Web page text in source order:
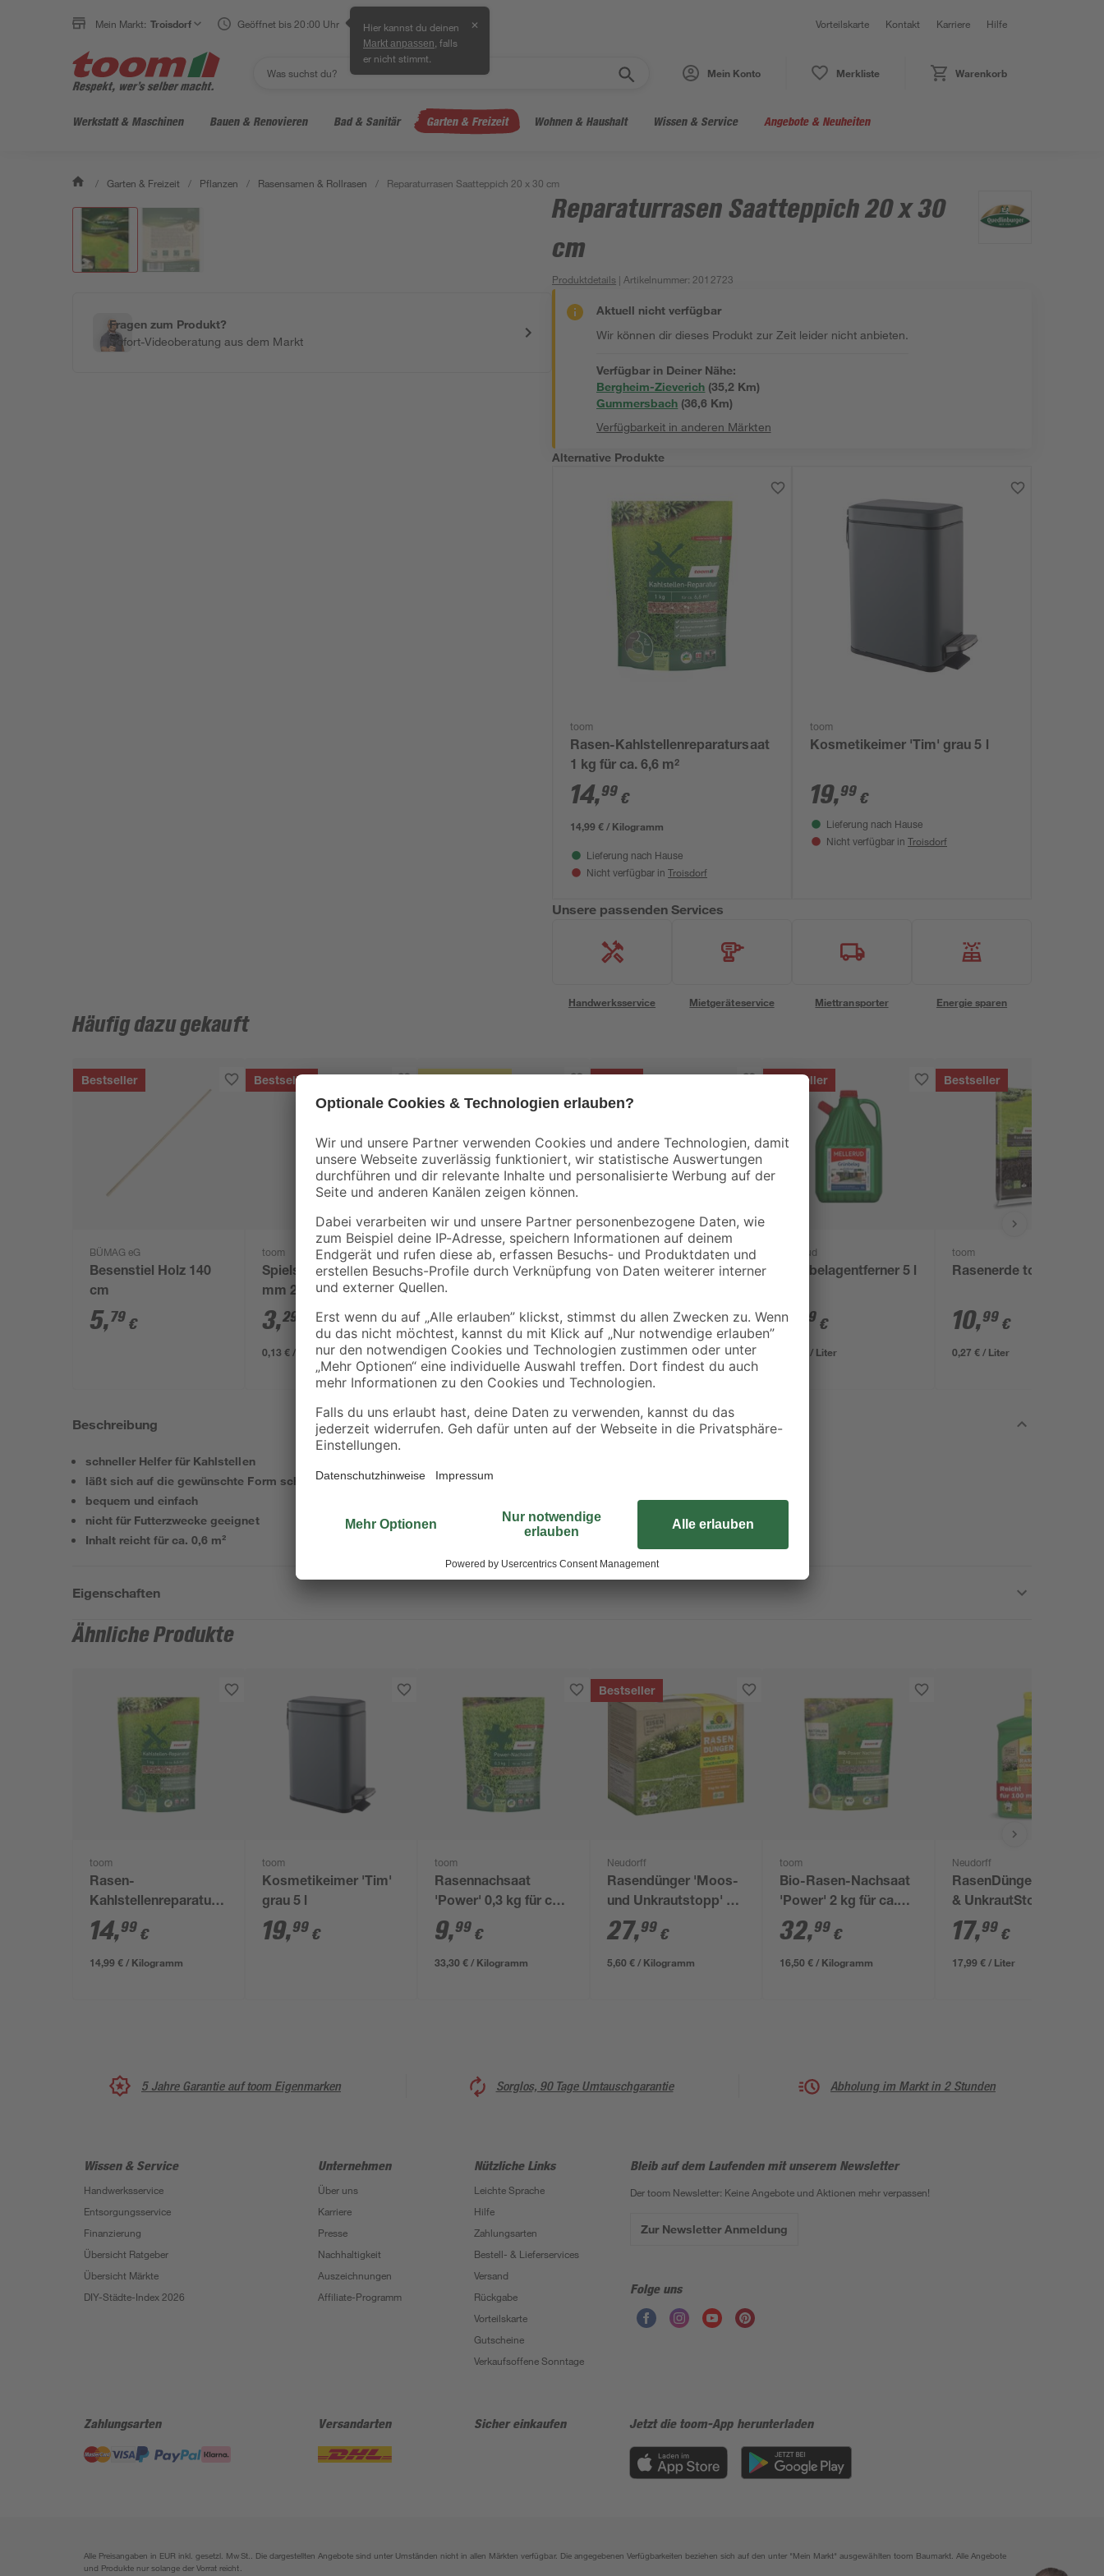
Mein Markt: Troisdorf Geöffnet bis 20:00 Uhr Hier kannst du deinen
Markt anpassen , falls
er nicht stimmt.
✕ Vorteilskarte Kontakt Karriere Hilfe
Mein Konto Merkliste Warenkorb
Werkstatt & Maschinen Bauen & Renovieren Bad & Sanitär Garten & Freizeit Wohnen & Haushalt Wissen & Service Angebote & Neuheiten
/ Garten & Freizeit / Pflanzen / Rasensamen & Rollrasen / Reparaturrasen Saatteppich 20 x 30 cm
Fragen zum Produkt?
Sofort-Videoberatung aus dem Markt
Reparaturrasen Saatteppich 20 x 30
cm
Produktdetails | Artikelnummer: 2012723
Aktuell nicht verfügbar
Wir können dir dieses Produkt zur Zeit leider nicht anbieten.
Verfügbar in Deiner Nähe:
Bergheim-Zieverich (35,2 Km)
Gummersbach (36,6 Km)
Verfügbarkeit in anderen Märkten
Alternative Produkte
toom
Rasen-Kahlstellenreparatursaat
1 kg für ca. 6,6 m²
14,99 €
14,99 € / Kilogramm
Lieferung nach Hause
Nicht verfügbar in Troisdorf
toom
Kosmetikeimer 'Tim' grau 5 l
19,99 €
Lieferung nach Hause
Nicht verfügbar in Troisdorf
Unsere passenden Services
Handwerksservice Mietgeräteservice Miettransporter Energie sparen
Häufig dazu gekauft
Bestseller
BÜMAG eG
Besenstiel Holz 140
cm
5,79 €
Bestseller
toom
Spielsand beige 0-2
mm 25 kg
3,29
0,13 € / Kilogramm
B1
Rindenmulch 0-40
mm 40 l
3, 99 €
0,10 € / Liter
Baueimer 12 l
1,49 € 1,69 €
Bestseller
Mellerud
Grünbelagentferner 5 l
3 99 €
0,80 € / Liter
Bestseller
toom
Rasenerde torffrei 40 l
10,99 €
0,27 € / Liter
Beschreibung
schneller Helfer für Kahlstellen
läßt sich auf die gewünschte Form schneiden
bequem und einfach
nicht für Futterzwecke geeignet
Inhalt reicht für ca. 0,6 m²
Eigenschaften
Ähnliche Produkte
toom
Rasen-
Kahlstellenreparatursaat
1 kg für ca. 6,6 m²
14,99 €
14,99 € / Kilogramm
toom
Kosmetikeimer 'Tim'
grau 5 l
19,99 €
toom
Rasennachsaat
'Power' 0,3 kg für ca.
25 m²
9,99 €
33,30 € / Kilogramm
Bestseller
Neudorff
Rasendünger 'Moos-
und Unkrautstopp' 5
kg
27,99 €
5,60 € / Kilogramm
toom
Bio-Rasen-Nachsaat
'Power' 2 kg für ca.
150 m²
32,99 €
16,50 € / Kilogramm
Neudorff
RasenDünger Moos-
& UnkrautStopp 1 l
17,99 €
17,99 € / Liter
5 Jahre Garantie auf toom Eigenmarken Sorglos, 90 Tage Umtauschgarantie Abholung im Markt in 2 Stunden
Wissen & Service
Handwerksservice
Entsorgungsservice
Finanzierung
Übersicht Ratgeber
Übersicht Märkte
DIY-Städte-Index 2026
Unternehmen
Über uns
Karriere
Presse
Nachhaltigkeit
Auszeichnungen
Affiliate-Programm
Nützliche Links
Leichte Sprache
Hilfe
Zahlungsarten
Bestell- & Lieferservices
Versand
Rückgabe
Vorteilskarte
Gutscheine
Verkaufsoffene Sonntage
Bleib auf dem Laufenden mit unserem Newsletter
Der toom Newsletter: Keine Angebote und Aktionen mehr verpassen!
Zur Newsletter Anmeldung
Folge uns
Zahlungsarten Versandarten Sicher einkaufen Jetzt die toom-App herunterladen
Alle Preisangaben in EUR inkl. gesetzl. MwSt.. Die dargestellten Angebote sind unter Umständen nicht in allen Märkten verfügbar. Die angegebenen Verfügbarkeiten beziehen sich auf den unter "Mein Markt" ausgewählten toom Baumarkt. Alle Angebote
und Produkte nur solange der Vorrat reicht.